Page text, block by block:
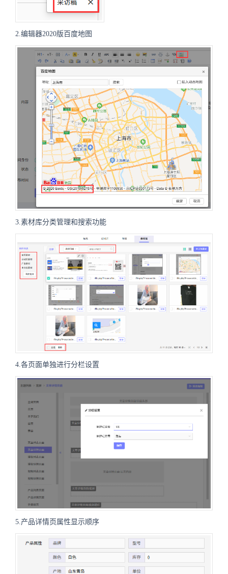
2.编辑器2020版百度地图
3.素材库分类管理和搜索功能
4.各页面单独进行分栏设置
5.产品详情页属性显示顺序